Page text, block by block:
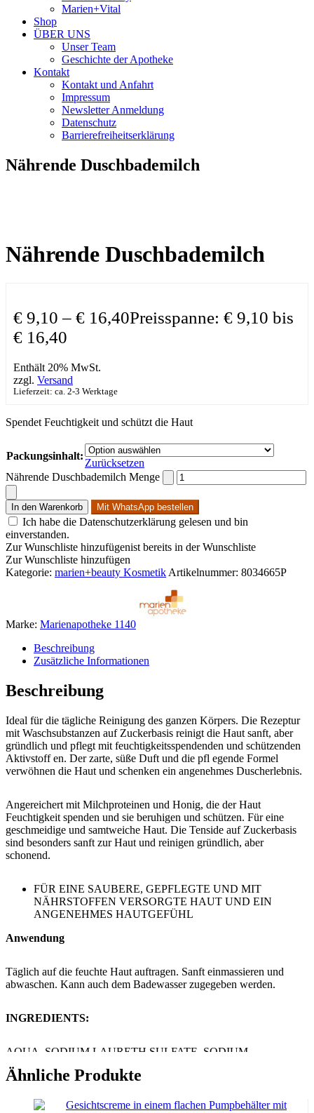
Marien+Vital
Shop
ÜBER UNS
Unser Team
Geschichte der Apotheke
Kontakt
Kontakt und Anfahrt
Impressum
Newsletter Anmeldung
Datenschutz
Barrierefreiheitserklärung
Nährende Duschbademilch
Nährende Duschbademilch
€ 9,10 – € 16,40Preisspanne: € 9,10 bis
€ 16,40
Enthält 20% MwSt.
zzgl. Versand
Lieferzeit: ca. 2-3 Werktage
Spendet Feuchtigkeit und schützt die Haut
Packungsinhalt:
Zurücksetzen
Nährende Duschbademilch Menge
In den Warenkorb Mit WhatsApp bestellen
Ich habe die Datenschutzerklärung gelesen und bin
einverstanden.
Zur Wunschliste hinzufügenist bereits in der Wunschliste
Zur Wunschliste hinzufügen
Kategorie: marien+beauty Kosmetik Artikelnummer: 8034665P
Marke: Marienapotheke 1140
Beschreibung
Zusätzliche Informationen
Beschreibung
​Ideal für die tägliche Reinigung des ganzen Körpers. Die Rezeptur
mit Waschsubstanzen auf Zuckerbasis reinigt die Haut sanft, aber
gründlich und pflegt mit feuchtigkeitsspendenden und schützenden
Aktivstoff en. Der zarte, süße Duft und die pfl egende Formel
verwöhnen die Haut und schenken ein angenehmes Duscherlebnis.
​Angereichert mit Milchproteinen und Honig, die der Haut
Feuchtigkeit spenden und sie beruhigen und schützen. Für eine
geschmeidige und samtweiche Haut. Die Tenside auf Zuckerbasis
sind besonders sanft zur Haut und reinigen gründlich, aber
schonend.
FÜR EINE SAUBERE, GEPFLEGTE UND MIT
NÄHRSTOFFEN VERSORGTE HAUT UND EIN
ANGENEHMES HAUTGEFÜHL
Anwendung
​Täglich auf die feuchte Haut auftragen. Sanft einmassieren und
abwaschen. Kann auch dem Badewasser zugegeben werden.
INGREDIENTS:
AQUA, SODIUM LAURETH SULFATE, SODIUM
CHLORIDE, SODIUM LAUROYL SARCOSINATE, LAURYL
GLUCOSIDE, PARFUM,MEL EXTRACT, COCO-
GLYCERIN, LACTIS PROTEINUM, CITRIC ACID,
Ähnliche Produkte